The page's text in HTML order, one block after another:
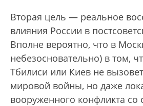
Вторая цель — реальное
влияния России в
Вполне вероятно, что в
небезосновательно) в том,
Тбилиси или Киев не
мировой войны, но даже
вооруженного конфликта